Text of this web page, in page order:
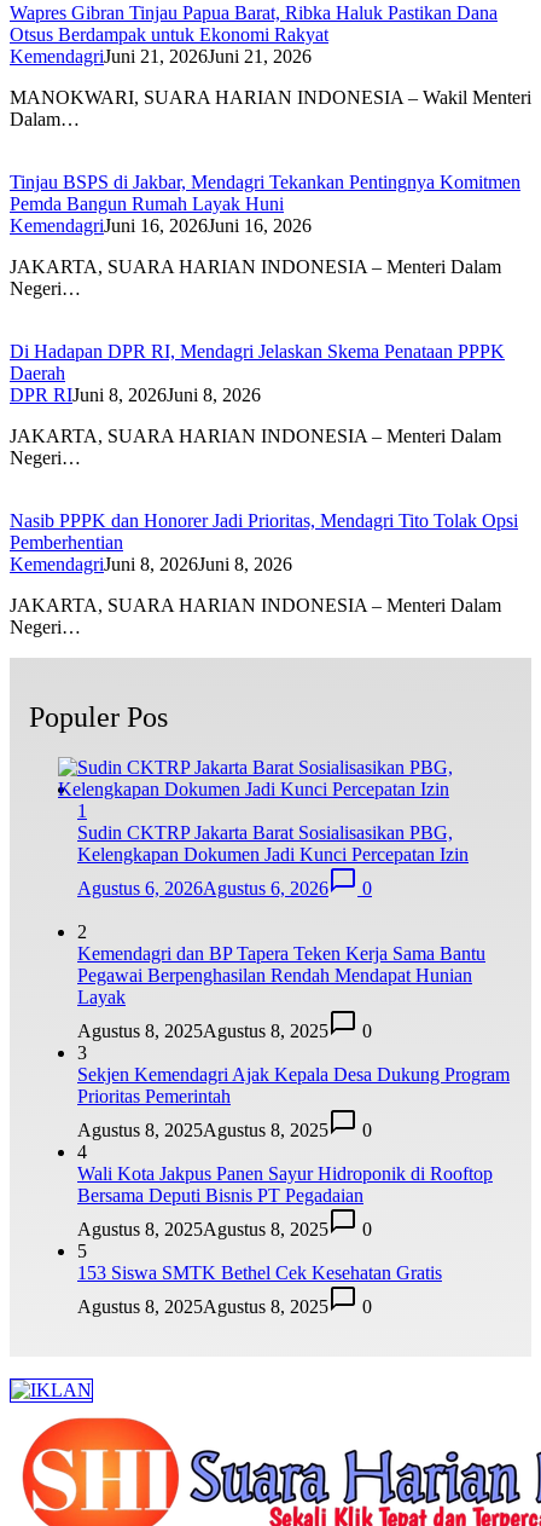
Wapres Gibran Tinjau Papua Barat, Ribka Haluk Pastikan Dana
Otsus Berdampak untuk Ekonomi Rakyat
KemendagriJuni 21, 2026Juni 21, 2026
MANOKWARI, SUARA HARIAN INDONESIA – Wakil Menteri
Dalam…
Tinjau BSPS di Jakbar, Mendagri Tekankan Pentingnya Komitmen
Pemda Bangun Rumah Layak Huni
KemendagriJuni 16, 2026Juni 16, 2026
JAKARTA, SUARA HARIAN INDONESIA – Menteri Dalam
Negeri…
Di Hadapan DPR RI, Mendagri Jelaskan Skema Penataan PPPK
Daerah
DPR RIJuni 8, 2026Juni 8, 2026
JAKARTA, SUARA HARIAN INDONESIA – Menteri Dalam
Negeri…
Nasib PPPK dan Honorer Jadi Prioritas, Mendagri Tito Tolak Opsi
Pemberhentian
KemendagriJuni 8, 2026Juni 8, 2026
JAKARTA, SUARA HARIAN INDONESIA – Menteri Dalam
Negeri…
Populer Pos
1
Sudin CKTRP Jakarta Barat Sosialisasikan PBG,
Kelengkapan Dokumen Jadi Kunci Percepatan Izin
Agustus 6, 2026Agustus 6, 2026 0
2
Kemendagri dan BP Tapera Teken Kerja Sama Bantu
Pegawai Berpenghasilan Rendah Mendapat Hunian
Layak
Agustus 8, 2025Agustus 8, 2025
0
3
Sekjen Kemendagri Ajak Kepala Desa Dukung Program
Prioritas Pemerintah
Agustus 8, 2025Agustus 8, 2025
0
4
Wali Kota Jakpus Panen Sayur Hidroponik di Rooftop
Bersama Deputi Bisnis PT Pegadaian
Agustus 8, 2025Agustus 8, 2025
0
5
153 Siswa SMTK Bethel Cek Kesehatan Gratis
Agustus 8, 2025Agustus 8, 2025 0